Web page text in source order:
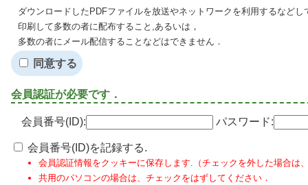
ダウンロードしたPDFファイルを放送やネットワークを利用するなど
印刷して多数の者に配布すること,あるいは，
多数の者にメール配信することなどはできません．
同意する
会員認証が必要です．
会員番号(ID): パスワード:
会員番号(ID)を記録する.
会員認証情報をクッキーに保存します.（チェックを外した場合は
共用のパソコンの場合は、チェックをはずしてください．